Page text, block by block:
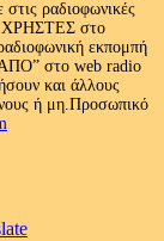
ραδιοφωνικές
ΧΡΗΣΤΕΣ στο
εκπομπή
στο web radio
και άλλους
ή μη.Προσωπικό